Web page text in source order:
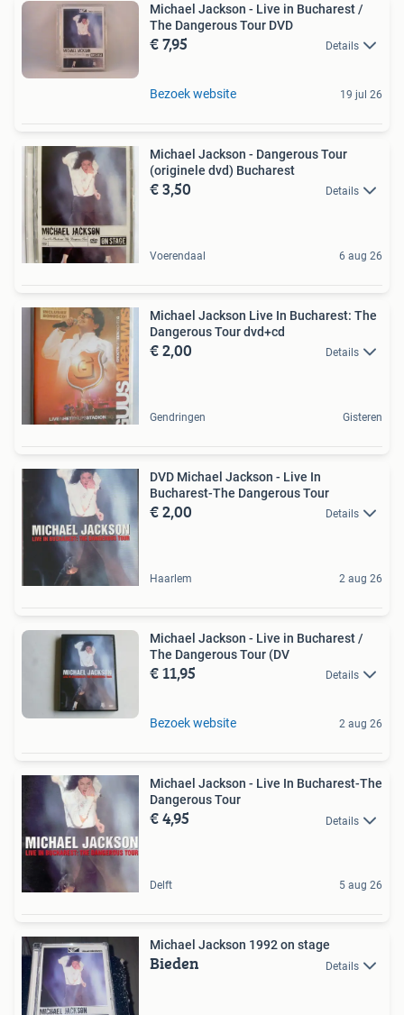
Michael Jackson - Live in Bucharest /
The Dangerous Tour DVD
€ 7,95 Details
Bezoek website 19 jul 26
Michael Jackson - Dangerous Tour
(originele dvd) Bucharest
€ 3,50 Details
Voerendaal 6 aug 26
Michael Jackson Live In Bucharest: The
Dangerous Tour dvd+cd
€ 2,00 Details
Gendringen Gisteren
DVD Michael Jackson - Live In
Bucharest-The Dangerous Tour
€ 2,00 Details
Haarlem 2 aug 26
Michael Jackson - Live in Bucharest /
The Dangerous Tour (DV
€ 11,95 Details
Bezoek website 2 aug 26
Michael Jackson - Live In Bucharest-The
Dangerous Tour
€ 4,95 Details
Delft 5 aug 26
Michael Jackson 1992 on stage
Bieden Details